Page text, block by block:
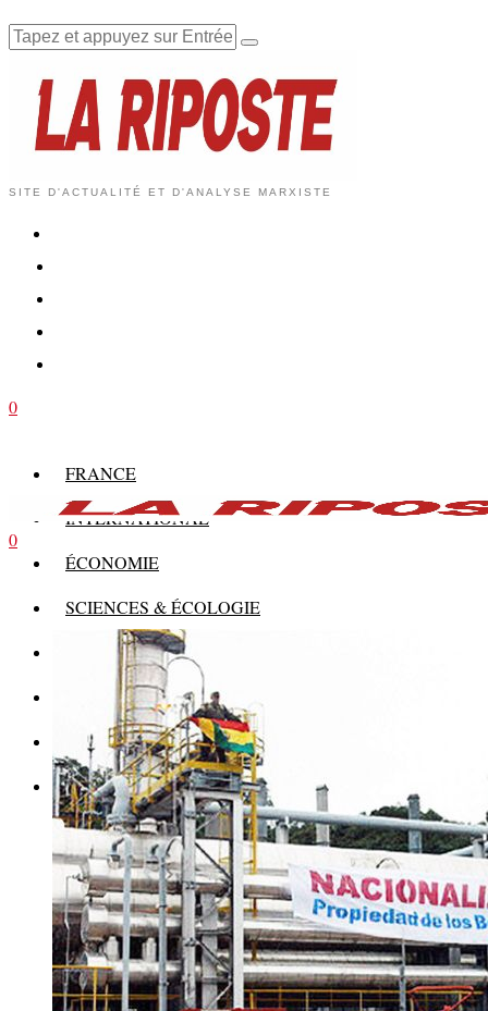
SITE D'ACTUALITÉ ET D'ANALYSE MARXISTE
0
FRANCE
INTERNATIONAL
ÉCONOMIE
SCIENCES & ÉCOLOGIE
HISTOIRE
THÉORIE
CULTURE
MULTIMÉDIAS
0